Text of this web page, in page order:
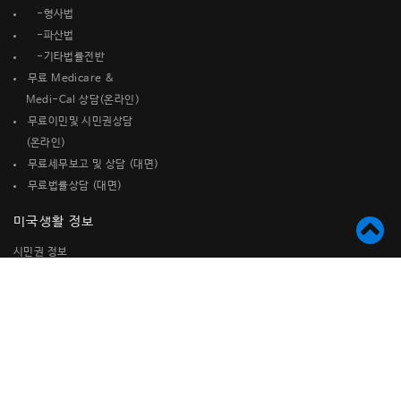
-형사법
-파산법
-기타법률전반
무료 Medicare &
Medi-Cal 상담(온라인)
무료이민및 시민권상담
(온라인)
무료세무보고 및 상담 (대면)
무료법률상담 (대면)
미국생활 정보
시민권 정보